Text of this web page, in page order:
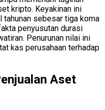
kripto. Keyakinan ini
sebesar tiga koma
penyusutan durasi
Penurunan nilai ini
kas perusahaan terhadap
Aset